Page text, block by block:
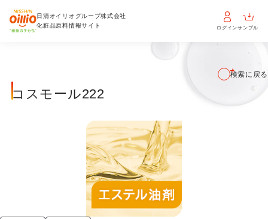
日清オイリオグループ株式会社
化粧品原料情報サイト
ログインサンプル
コスモール222
検索に戻る